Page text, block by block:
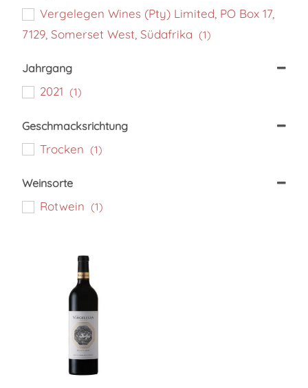
Vergelegen Wines (Pty) Limited, PO Box 17,
7129, Somerset West, Südafrika (1)
Jahrgang
2021 (1)
Geschmacksrichtung
Trocken (1)
Weinsorte
Rotwein (1)